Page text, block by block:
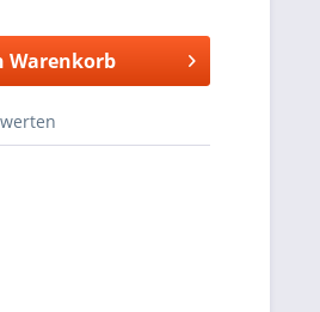
Warenkorb